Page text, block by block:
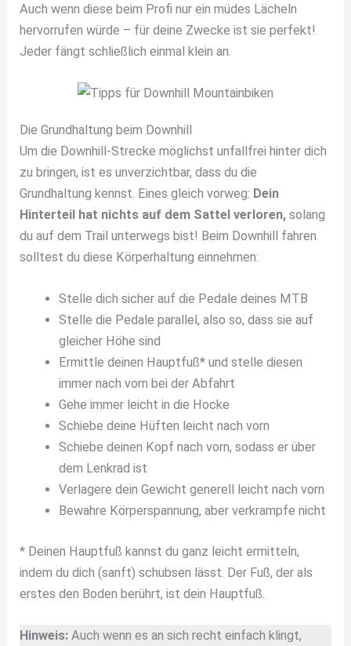
Auch wenn diese beim Profi nur ein müdes Lächeln
hervorrufen würde – für deine Zwecke ist sie perfekt!
Jeder fängt schließlich einmal klein an.
Die Grundhaltung beim Downhill
Um die Downhill-Strecke möglichst unfallfrei hinter dich
zu bringen, ist es unverzichtbar, dass du die
Grundhaltung kennst. Eines gleich vorweg: Dein
Hinterteil hat nichts auf dem Sattel verloren,solang
du auf dem Trail unterwegs bist! Beim Downhill fahren
solltest du diese Körperhaltung einnehmen:
Stelle dich sicher auf die Pedale deines MTB
Stelle die Pedale parallel, also so, dass sie auf
gleicher Höhe sind
Ermittle deinen Hauptfuß* und stelle diesen
immer nach vorn bei der Abfahrt
Gehe immer leicht in die Hocke
Schiebe deine Hüften leicht nach vorn
Schiebe deinen Kopf nach vorn, sodass er über
dem Lenkrad ist
Verlagere dein Gewicht generell leicht nach vorn
Bewahre Körperspannung, aber verkrampfe nicht
* Deinen Hauptfuß kannst du ganz leicht ermitteln,
indem du dich (sanft) schubsen lässt. Der Fuß, der als
erstes den Boden berührt, ist dein Hauptfuß.
Hinweis: Auch wenn es an sich recht einfach klingt,